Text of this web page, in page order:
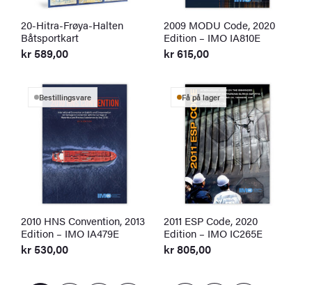
20-Hitra-Frøya-Halten
Båtsportkart
kr 589,00
2009 MODU Code, 2020
Edition – IMO IA810E
kr615,00
Bestillingsvare
2010 HNS Convention, 2013
Edition – IMO IA479E
kr 530,00
Få på lager
2011 ESP Code, 2020
Edition – IMO IC265E
kr805,00